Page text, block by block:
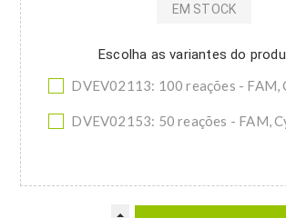
Escolha as variantes do
DVEV02113: 100 reações - FAM,
DVEV02153: 50 reações - FAM,
EM STOCK